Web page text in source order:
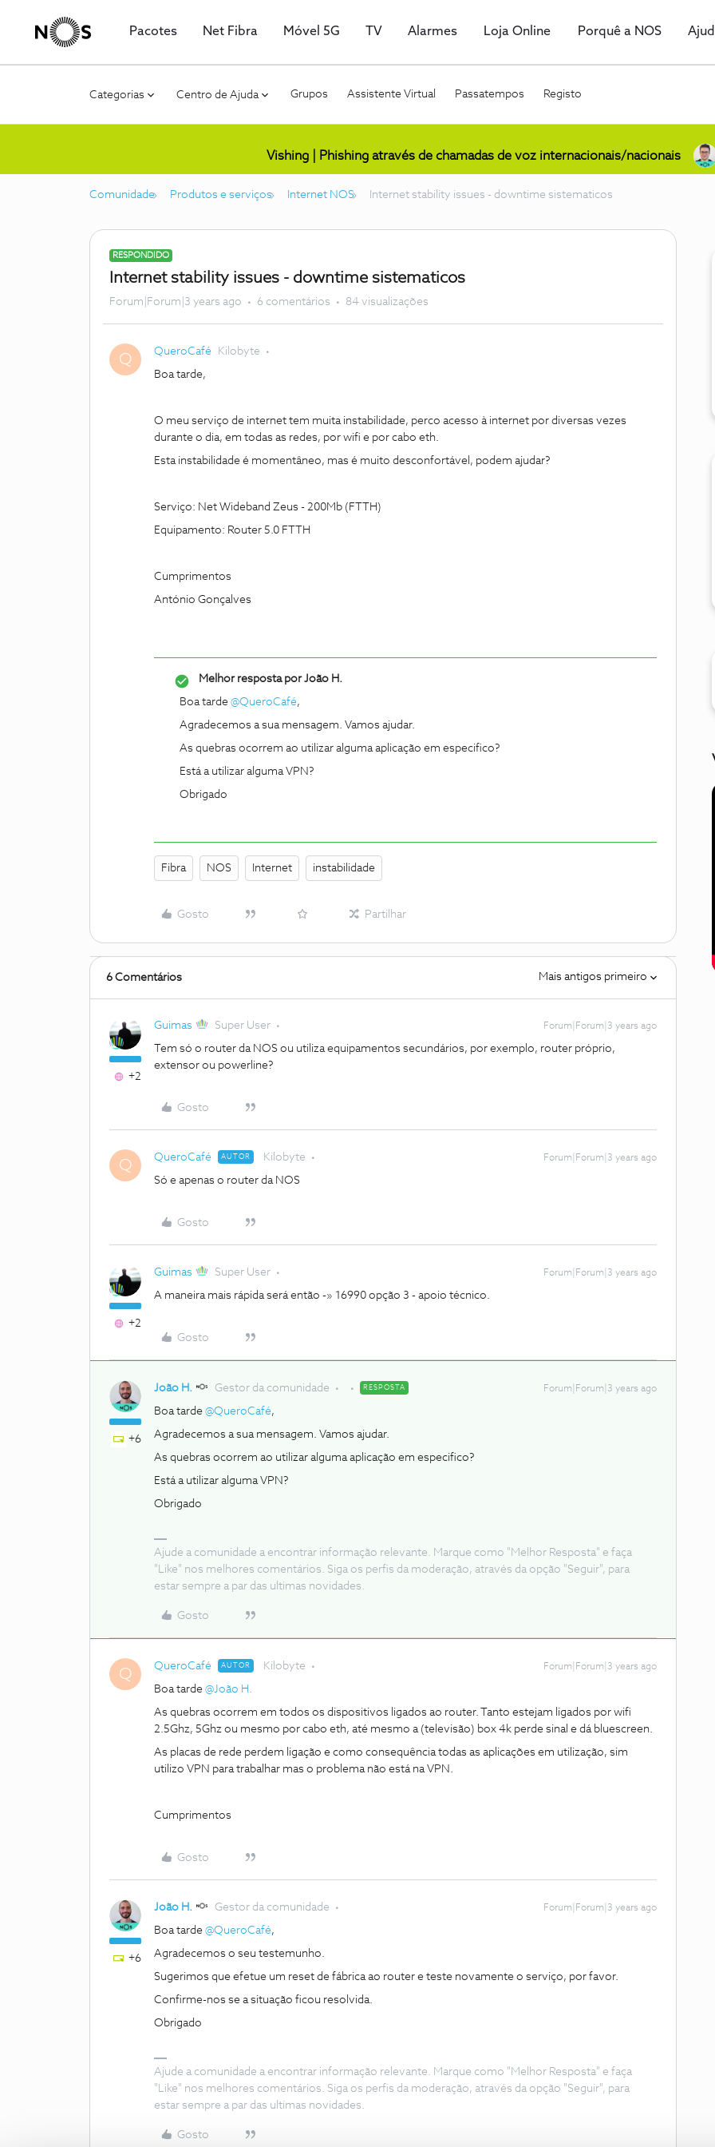
Pacotes Net Fibra Móvel 5G TV Alarmes Loja Online Porquê a NOS
Categorias Centro de Ajuda Grupos Assistente Virtual Passatempos Registo
Vishing | Phishing através de chamadas de voz internacionais/nacionais
Comunidade Produtos e serviços Internet NOS Internet stability issues - downtime sistematicos
RESPONDIDO
Internet stability issues - downtime sistematicos
Forum|Forum|3 years ago 6 comentários 84 visualizações
Q QueroCafé Kilobyte
Boa tarde,
O meu serviço de internet tem muita instabilidade, perco acesso à internet por diversas vezes
durante o dia, em todas as redes, por wifi e por cabo eth.
Esta instabilidade é momentâneo, mas é muito desconfortável, podem ajudar?
Serviço: Net Wideband Zeus - 200Mb (FTTH)
Equipamento: Router 5.0 FTTH
Cumprimentos
António Gonçalves
Melhor resposta porJoão H.
Boa tarde @QueroCafé,
Agradecemos a sua mensagem. Vamos ajudar.
As quebras ocorrem ao utilizar alguma aplicação em especifico?
Está a utilizar alguma VPN?
Obrigado
Fibra NOS Internet instabilidade
Gosto Partilhar
6 Comentários Mais antigos primeiro
+2
Guimas Super User Forum|Forum|3 years ago
Tem só o router da NOS ou utiliza equipamentos secundários, por exemplo, router próprio,
extensor ou powerline?
Gosto
Q QueroCafé AUTOR Kilobyte Forum|Forum|3 years ago
Só e apenas o router da NOS
Gosto
+2
Guimas Super User Forum|Forum|3 years ago
A maneira mais rápida será então -» 16990 opção 3 - apoio técnico.
Gosto
+6
João H. Gestor da comunidade RESPOSTA Forum|Forum|3 years ago
Boa tarde @QueroCafé,
Agradecemos a sua mensagem. Vamos ajudar.
As quebras ocorrem ao utilizar alguma aplicação em especifico?
Está a utilizar alguma VPN?
Obrigado
Ajude a comunidade a encontrar informação relevante. Marque como "Melhor Resposta" e faça
"Like" nos melhores comentários. Siga os perfis da moderação, através da opção "Seguir", para
estar sempre a par das ultimas novidades.
Gosto
Q QueroCafé AUTOR Kilobyte Forum|Forum|3 years ago
Boa tarde @João H.
As quebras ocorrem em todos os dispositivos ligados ao router. Tanto estejam ligados por wifi
2.5Ghz, 5Ghz ou mesmo por cabo eth, até mesmo a (televisão) box 4k perde sinal e dá bluescreen.
As placas de rede perdem ligação e como consequência todas as aplicações em utilização, sim
utilizo VPN para trabalhar mas o problema não está na VPN.
Cumprimentos
Gosto
+6
João H. Gestor da comunidade Forum|Forum|3 years ago
Boa tarde @QueroCafé,
Agradecemos o seu testemunho.
Sugerimos que efetue um reset de fábrica ao router e teste novamente o serviço, por favor.
Confirme-nos se a situação ficou resolvida.
Obrigado
Ajude a comunidade a encontrar informação relevante. Marque como "Melhor Resposta" e faça
"Like" nos melhores comentários. Siga os perfis da moderação, através da opção "Seguir", para
estar sempre a par das ultimas novidades.
Gosto